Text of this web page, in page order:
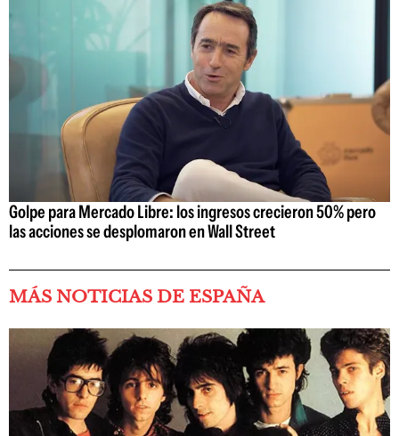
Golpe para Mercado Libre: los ingresos crecieron 50% pero
las acciones se desplomaron en Wall Street
MÁS NOTICIAS DE ESPAÑA